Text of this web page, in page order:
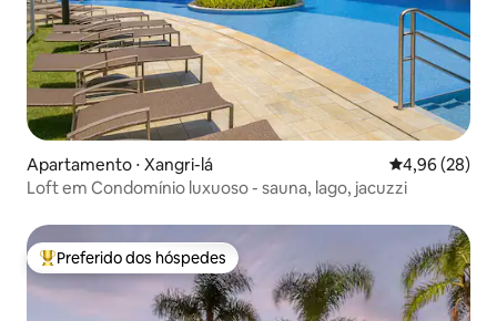
Apartamento ⋅ Xangri-lá 4,96 de uma
4,96 (28)
Loft em Condomínio luxuoso - sauna, lago, jacuzzi
Entre os melhores preferidos dos hóspedes
Preferido dos hóspedes